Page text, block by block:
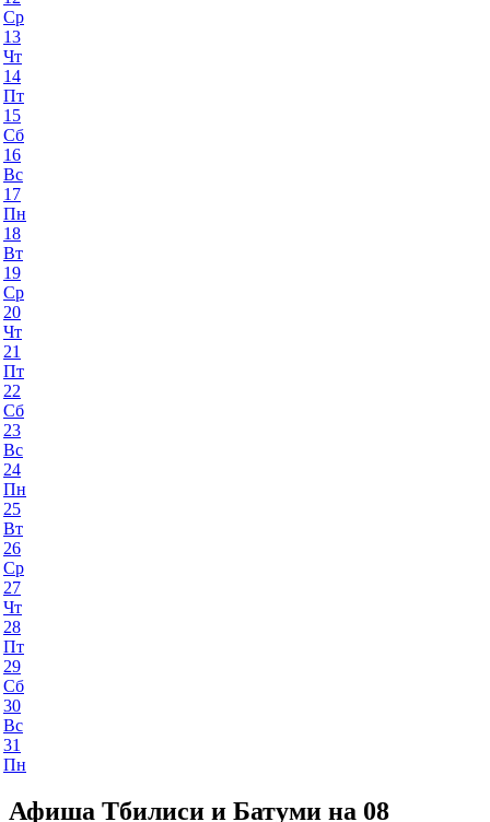
Ср
13
Чт
14
Пт
15
Сб
16
Вс
17
Пн
18
Вт
19
Ср
20
Чт
21
Пт
22
Сб
23
Вс
24
Пн
25
Вт
26
Ср
27
Чт
28
Пт
29
Сб
30
Вс
31
Пн
Афиша Тбилиси и Батуми на 08